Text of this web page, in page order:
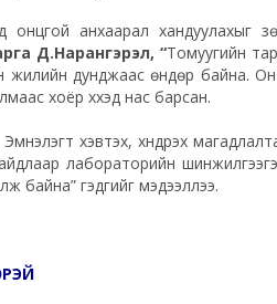
онцгой анхаарал хандуулахыг
Д.Нарангэрэл, “Томуугийн
жилийн дунджаас өндөр байна.
хоёр хүүхэд нас барсан.
хэвтэх, хүндрэх
лабораторийн
байна” гэдгийг мэдээллээ.